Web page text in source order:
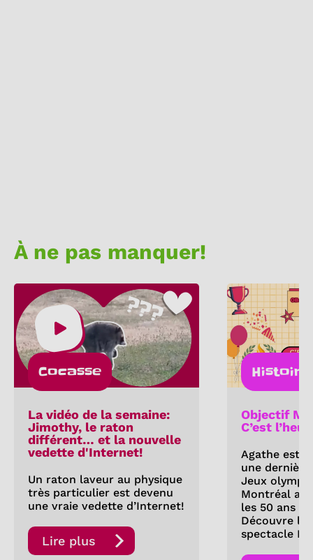
À ne pas manquer!
Cocasse
La vidéo de la semaine:
Jimothy, le raton
différent… et la nouvelle
vedette d'Internet!
Un raton laveur au physique
très particulier est devenu
une vraie vedette d’Internet!
Lire plus
Histoire
Objectif
C’est
Agathe est
une
Jeux
Montréal a-
les 50 ans
Découvre
spectacle